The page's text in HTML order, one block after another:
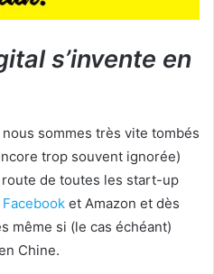
s’invente en
sommes très vite tombés
trop souvent ignorée)
de toutes les start-up
Facebook et Amazon et dès
même si (le cas échéant)
Chine.